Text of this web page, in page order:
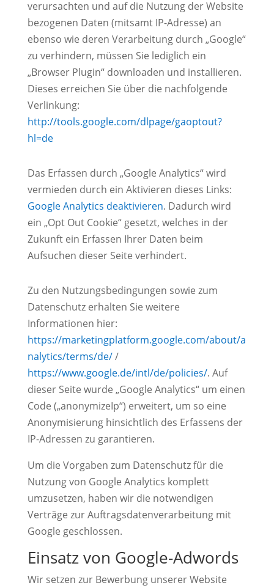
verursachten und auf die Nutzung der Website
bezogenen Daten (mitsamt IP-Adresse) an
ebenso wie deren Verarbeitung durch „Google“
zu verhindern, müssen Sie lediglich ein
„Browser Plugin“ downloaden und installieren.
Dieses erreichen Sie über die nachfolgende
Verlinkung:
http://tools.google.com/dlpage/gaoptout?
hl=de
Das Erfassen durch „Google Analytics“ wird
vermieden durch ein Aktivieren dieses Links:
Google Analytics deaktivieren. Dadurch wird
ein „Opt Out Cookie“ gesetzt, welches in der
Zukunft ein Erfassen Ihrer Daten beim
Aufsuchen dieser Seite verhindert.
Zu den Nutzungsbedingungen sowie zum
Datenschutz erhalten Sie weitere
Informationen hier:
https://marketingplatform.google.com/about/a
nalytics/terms/de//
https://www.google.de/intl/de/policies/. Auf
dieser Seite wurde „Google Analytics“ um einen
Code („anonymizeIp“) erweitert, um so eine
Anonymisierung hinsichtlich des Erfassens der
IP-Adressen zu garantieren.
Um die Vorgaben zum Datenschutz für die
Nutzung von Google Analytics komplett
umzusetzen, haben wir die notwendigen
Verträge zur Auftragsdatenverarbeitung mit
Google geschlossen.
Einsatz von Google-Adwords
Wir setzen zur Bewerbung unserer Website